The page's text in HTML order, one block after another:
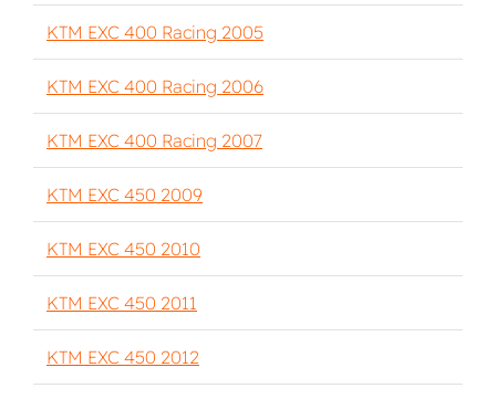
KTM EXC 400 Racing 2005
KTM EXC 400 Racing 2006
KTM EXC 400 Racing 2007
KTM EXC 450 2009
KTM EXC 450 2010
KTM EXC 450 2011
KTM EXC 450 2012